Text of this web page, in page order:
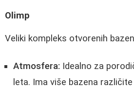
Olimp
Veliki kompleks otvorenih
Atmosfera: Idealno za
leta. Ima više bazena